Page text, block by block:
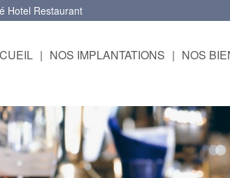
Hotel Restaurant
| NOS IMPLANTATIONS | NOS